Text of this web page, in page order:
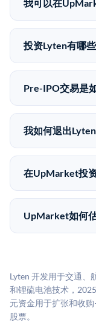
同。
我可以在
可以。合格投资
upmarket.co创建
50,000美元。
自2019年以来已
投资Lyten有哪
Pre-IPO投资存在
味着没有公开市
可能全部损失的
可能大幅波动。
Pre-IPO交易是
在Pre-IPO交易中
股东（如员工、
为FINRA注册的
理合规、文件和
我如何退出
Pre-IPO持股主要
售给其他买家，
市场条件。任何
做好多年持有的
在UpMarket投
UpMarket上大多
50,000美元。具
UpMarket如何
司可比倍数应用
息不对称。此估
格存在重大差异。
Lyten 开发用于交通、
和锂硫电池技术，
元资金用于扩张和收
股票。